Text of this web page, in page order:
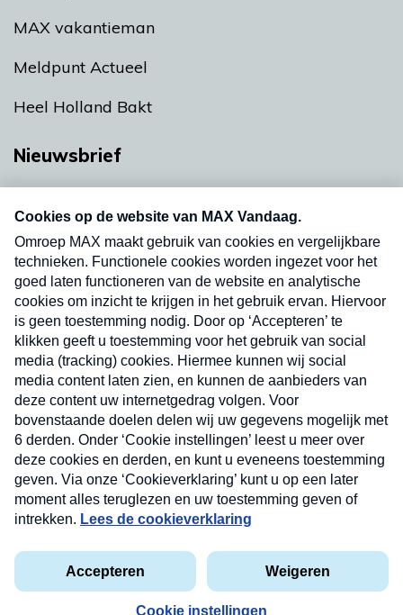
MAX vakantieman
Meldpunt Actueel
Heel Holland Bakt
Nieuwsbrief
nieuwsbrief. Elke vrijdag- en dinsdagochtend in
uw mailbox.
Verzend
Privacyverklaring
Cookieverklaring
Kwetsbaarheid melden
Copyright © 2026 MAX Vandaag - Omroep MAX
Nieuwsbrief
Neem hier een gratis abonnement op onze
nieuwsbrief. Elke vrijdag- en dinsdagochtend in uw